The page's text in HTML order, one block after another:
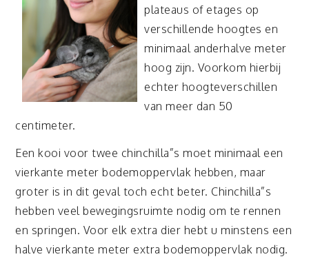
plateaus of etages op
verschillende hoogtes en
minimaal anderhalve meter
hoog zijn. Voorkom hierbij
echter hoogteverschillen
van meer dan 50
centimeter.
Een kooi voor twee chinchilla”s moet minimaal een
vierkante meter bodemoppervlak hebben, maar
groter is in dit geval toch echt beter. Chinchilla”s
hebben veel bewegingsruimte nodig om te rennen
en springen. Voor elk extra dier hebt u minstens een
halve vierkante meter extra bodemoppervlak nodig.